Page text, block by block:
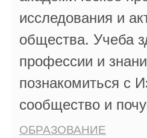
исследования и
общества. Учеба
профессии и
познакомиться с
сообщество и
ОБРАЗОВАНИЕ